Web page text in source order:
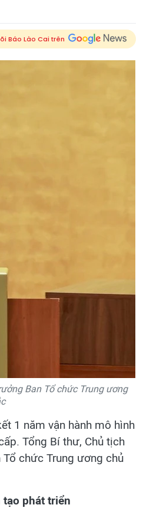
Báo Lào Cai trên
Ban Tổ chức Trung ương
1 năm vận hành mô hình
Tổng Bí thư, Chủ tịch
chức Trung ương chủ
phát triển